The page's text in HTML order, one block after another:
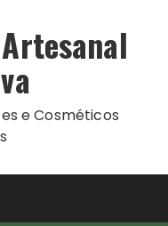
e Cosméticos